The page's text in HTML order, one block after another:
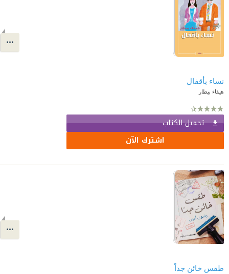
نساء بأقفال
هيفاء بيطار
تحميل الكتاب
اشترك الآن
طقس خائن جداً